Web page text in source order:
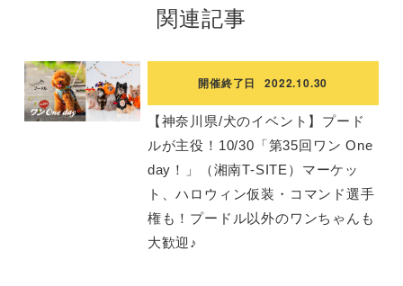
関連記事
開催終了日 2022.10.30
【神奈川県/犬のイベント】プード
ルが主役！10/30「第35回ワン One
day！」（湘南T-SITE）マーケッ
ト、ハロウィン仮装・コマンド選手
権も！プードル以外のワンちゃんも
大歓迎♪